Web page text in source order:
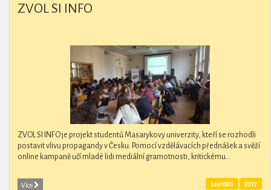
ZVOL SI INFO
ZVOL SI INFO je projekt studentů Masarykovy univerzity, kteří se rozhodli
postavit vlivu propagandy v Česku. Pomocí vzdělávacích přednášek a svěží
online kampaně učí mladé lidi mediální gramotnosti, kritickému...
Více 2017
Laureáti